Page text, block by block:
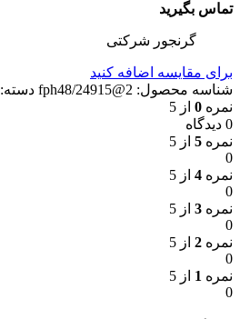
تماس بگیرید
گرنجور شرکتی
برای مقایسه اضافه کنید
شناسه محصول: 2@24915/fph48 دسته:
نمره 0 از 5
0 دیدگاه
نمره 5 از 5
0
نمره 4 از 5
0
نمره 3 از 5
0
نمره 2 از 5
0
نمره 1 از 5
0